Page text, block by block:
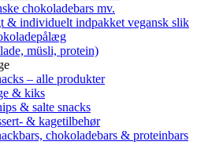
chokoladebars mv.
& individuelt indpakket vegansk slik
müsli, protein)
– alle produkter
& kiks
& salte snacks
& kagetilbehør
chokoladebars & proteinbars